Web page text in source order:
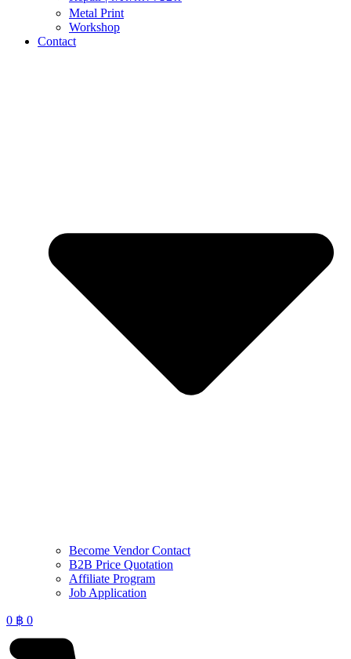
Metal Print
Workshop
Contact
Become Vendor Contact
B2B Price Quotation
Affiliate Program
Job Application
0 ฿ 0